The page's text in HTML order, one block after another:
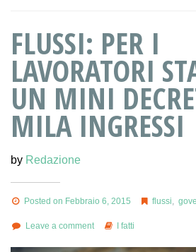
FLUSSI: PER I
LAVORATORI
UN MINI
MILA INGRESSI
by Redazione
Posted on Febbraio 6, 2015 flussi ,
Leave a comment I fatti